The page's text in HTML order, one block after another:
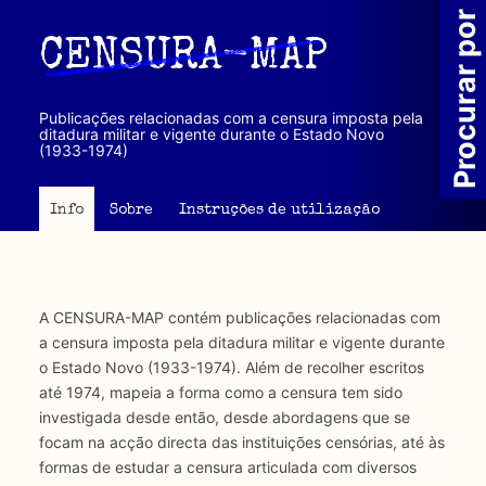
principal
CENSURA-MAP
Publicações relacionadas com a censura imposta pela
ditadura militar e vigente durante o Estado Novo
(1933-1974)
Info Sobre Instruções de utilização
A CENSURA-MAP contém publicações relacionadas com
a censura imposta pela ditadura militar e vigente durante
o Estado Novo (1933-1974). Além de recolher escritos
até 1974, mapeia a forma como a censura tem sido
investigada desde então, desde abordagens que se
focam na acção directa das instituições censórias, até às
formas de estudar a censura articulada com diversos
Procurar por